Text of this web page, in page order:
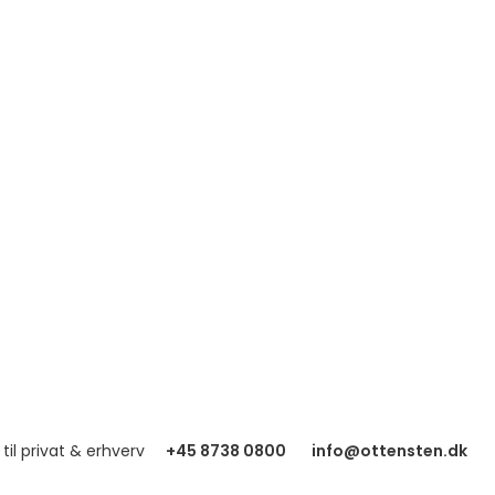
til privat & erhverv +45 8738 0800 info@ottensten.dk